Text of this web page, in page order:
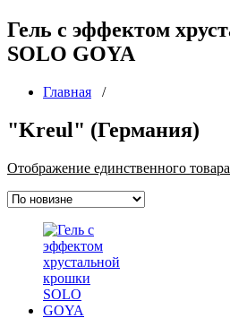
Гель с эффектом
SOLO GOYA
Главная /
"Kreul" (Германия)
Отображение единственного товара